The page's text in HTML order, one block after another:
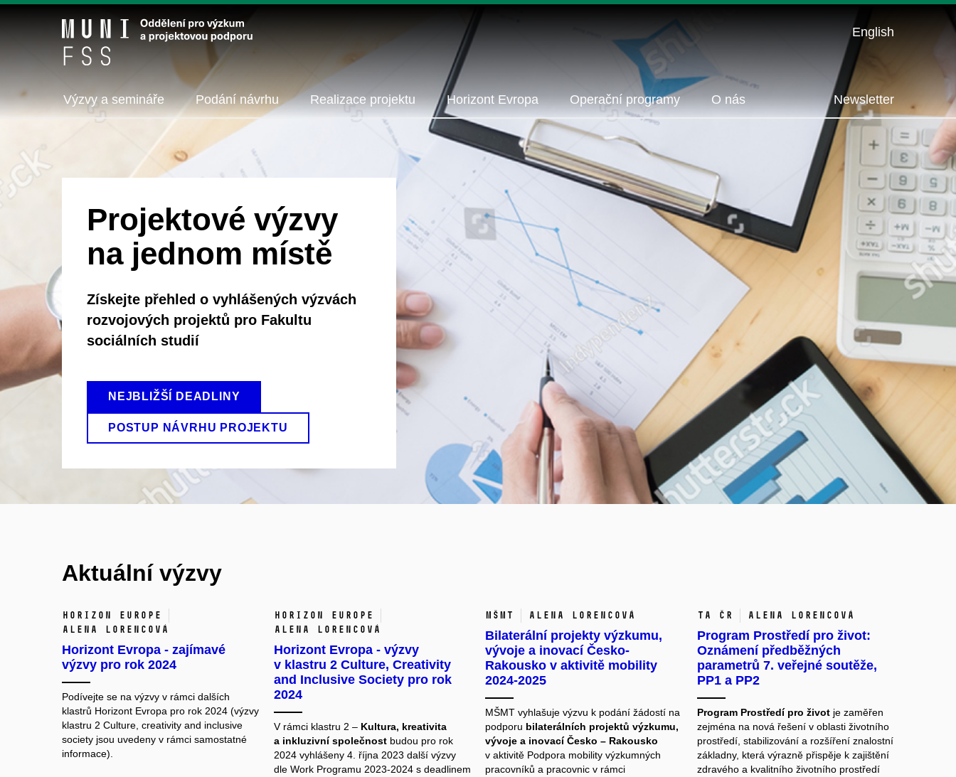
English
Výzvy a semináře Podání návrhu Realizace projektu Horizont Evropa Operační programy O nás Newsletter
Projektové výzvy
na jednom místě
Získejte přehled o vyhlášených výzvách
rozvojových projektů pro Fakultu
sociálních studií
NEJBLIŽŠÍ DEADLINY
POSTUP NÁVRHU PROJEKTU
Aktuální výzvy
Horizon Europe
Alena Lorencová
Horizont Evropa - zajímavé
výzvy pro rok 2024
Podívejte se na výzvy v rámci dalších
klastrů Horizont Evropa pro rok 2024 (výzvy
klastru 2 Culture, creativity and inclusive
society jsou uvedeny v rámci samostatné
informace).
Horizon Europe
Alena Lorencová
Horizont Evropa - výzvy
v klastru 2 Culture, Creativity
and Inclusive Society pro rok
2024
V rámci klastru 2 – Kultura, kreativita
a inkluzivní společnostbudou pro rok
2024 vyhlášeny 4. října 2023 další výzvy
dle Work Programu 2023-2024 s deadlinem
MŠMT Alena Lorencová
Bilaterální projekty výzkumu,
vývoje a inovací Česko-
Rakousko v aktivitě mobility
2024-2025
MŠMT vyhlašuje výzvu k podání žádostí na
podporu bilaterálních projektů výzkumu,
vývoje a inovací Česko – Rakousko
v aktivitě Podpora mobility výzkumných
pracovníků a pracovnic v rámci
TA ČR Alena Lorencová
Program Prostředí pro život:
Oznámení předběžných
parametrů 7. veřejné soutěže,
PP1 a PP2
Program Prostředí pro životje zaměřen
zejména na nová řešení v oblasti životního
prostředí, stabilizování a rozšíření znalostní
základny, která výrazně přispěje k zajištění
zdravého a kvalitního životního prostředí